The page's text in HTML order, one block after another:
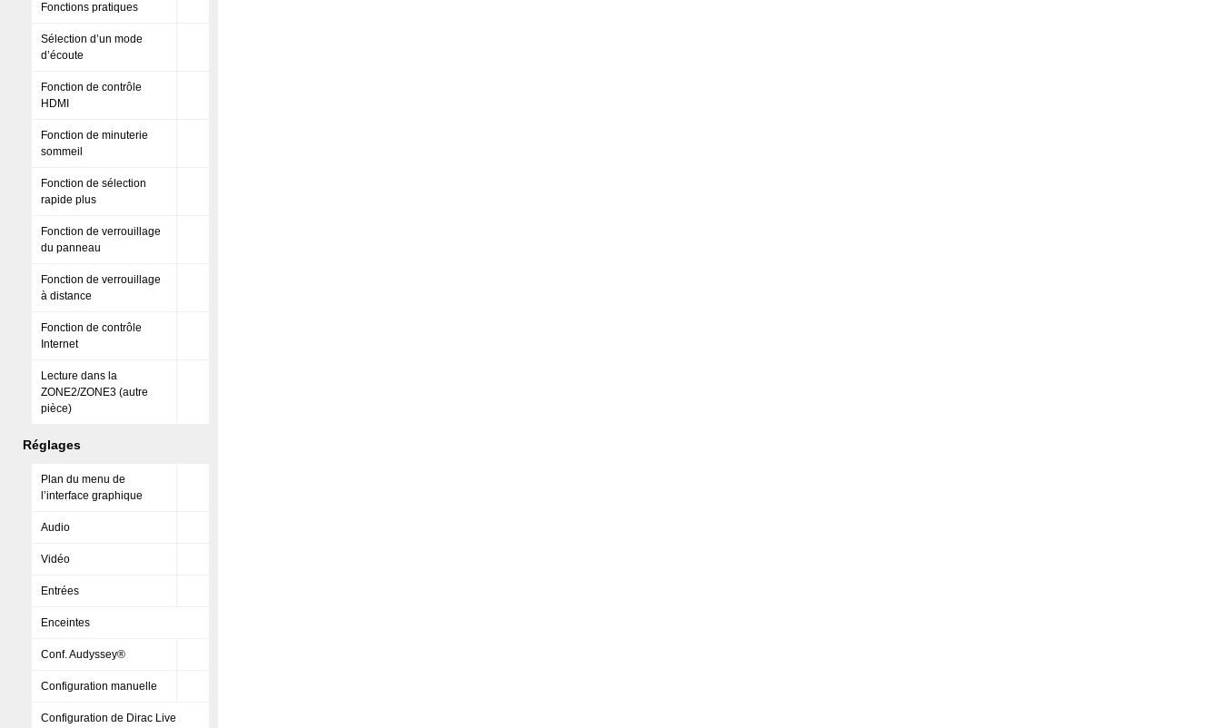
Fonctions pratiques
Sélection d’un mode
d’écoute
Fonction de contrôle
HDMI
Fonction de minuterie
sommeil
Fonction de sélection
rapide plus
Fonction de verrouillage
du panneau
Fonction de verrouillage
à distance
Fonction de contrôle
Internet
Lecture dans la
ZONE2/ZONE3 (autre
pièce)
Réglages
Plan du menu de
l’interface graphique
Audio
Vidéo
Entrées
Enceintes
Conf. Audyssey®
Configuration manuelle
Configuration de Dirac Live